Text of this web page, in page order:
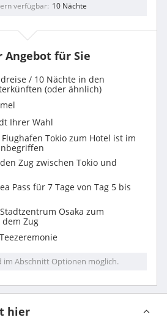
verfügbar 10 Nächte
Angebot für Sie
/ 10 Nächte in den
(oder ähnlich)
Ihrer Wahl
Tokio zum Hotel ist im
Zug zwischen Tokio und
Pass für 7 Tage von Tag 5 bis
Osaka zum
dem Zug
im Abschnitt Optionen möglich.
hier